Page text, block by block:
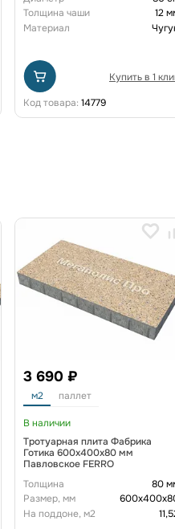
Толщина чаши
12
Материал
Купить в 1
Код товара: 14779
3 690 ₽
м2 паллет
В наличии
Тротуарная плита Фабрика
Готика 600х400х80 мм
Павловское FERRO
Толщина
80
Размер, мм
На поддоне, м2